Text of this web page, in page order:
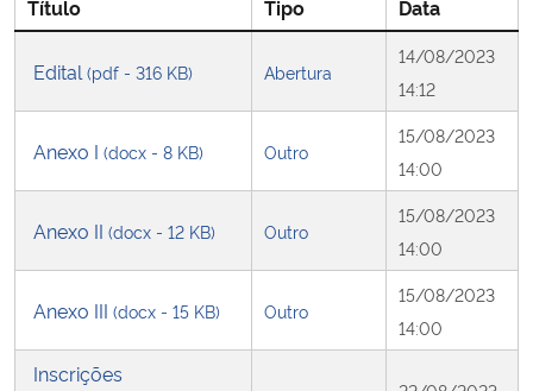
Secretaria de Governo
Advocacia-Geral da União
Banco Central do Brasil
Planalto
Título Tipo Data
Edital (pdf - 316 KB) Abertura
14/08/2023
14:12
Anexo I (docx - 8 KB) Outro
15/08/2023
14:00
Anexo II (docx - 12 KB) Outro
15/08/2023
14:00
Anexo III (docx - 15 KB) Outro
15/08/2023
14:00
Inscrições